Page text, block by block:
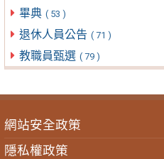
畢典 ( 53 )
退休人員公告 ( 71 )
教職員甄選 ( 79 )
網站安全政策
隱私權政策